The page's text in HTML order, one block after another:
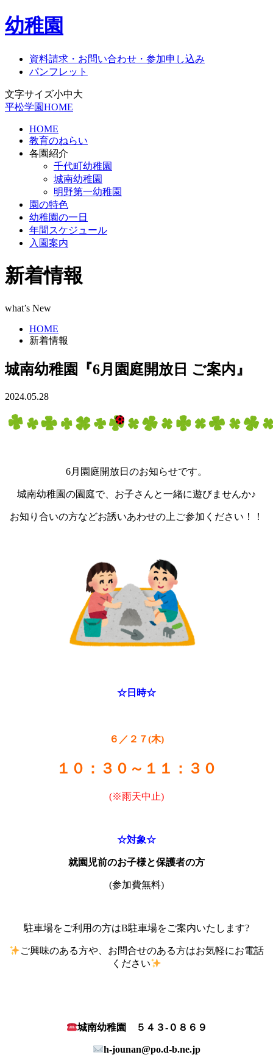
幼稚園
資料請求・お問い合わせ・参加申し込み
パンフレット
文字サイズ小中大
平松学園HOME
HOME
教育のねらい
各園紹介
千代町幼稚園
城南幼稚園
明野第一幼稚園
園の特色
幼稚園の一日
年間スケジュール
入園案内
新着情報
what’s New
HOME
新着情報
城南幼稚園『6月園庭開放日 ご案内』
2024.05.28
6月園庭開放日のお知らせです。
城南幼稚園の園庭で、お子さんと一緒に遊びませんか♪
お知り合いの方などお誘いあわせの上ご参加ください！！
☆日時☆
６／２７(木)
１０：３０～１１：３０
(※雨天中止)
☆対象☆
就園児前のお子様と保護者の方
(参加費無料)
駐車場をご利用の方はB駐車場をご案内いたします?
ご興味のある方や、お問合せのある方はお気軽にお電話
ください
城南幼稚園 ５４３‐０８６９
h-jounan@po.d-b.ne.jp